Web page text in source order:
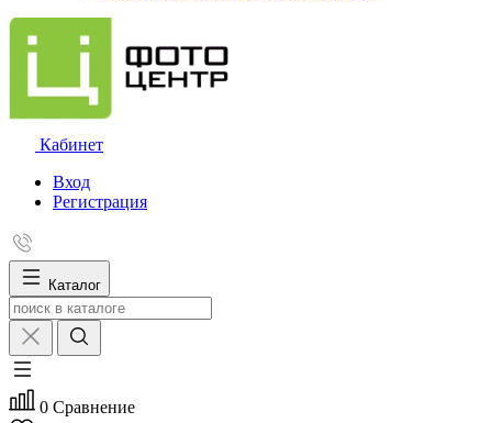
Кабинет
Вход
Регистрация
Каталог
0 Сравнение